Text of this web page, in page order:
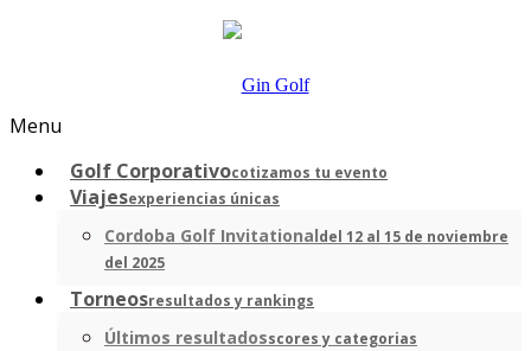
Menu
Golf Corporativocotizamos tu evento
Viajesexperiencias únicas
Cordoba Golf Invitationaldel 12 al 15 de noviembre
del 2025
Torneosresultados y rankings
Últimos resultadosscores y categorias